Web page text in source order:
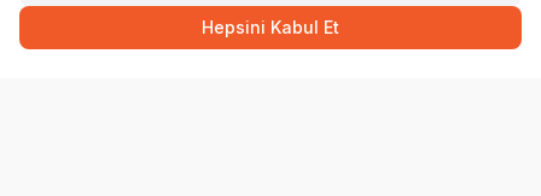
39,90TL Hızlı Teslimat
SEPETE EKLE
Ovacık Mah. Hacıoğlu Sok. No:13 Başiskele / KOCAELİ
Müşteri Destek Hattı
Hepsini Kabul Et